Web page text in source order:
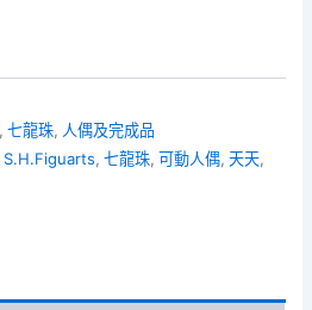
,七龍珠, 人偶及完成品
S.H.Figuarts,七龍珠,可動人偶,天天,